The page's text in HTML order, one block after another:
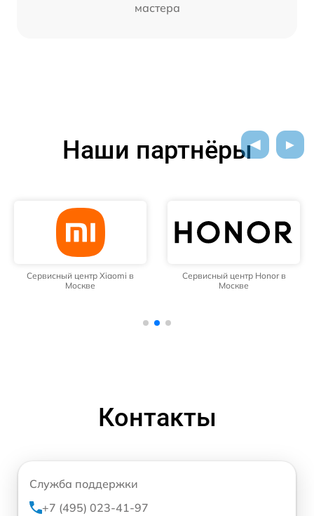
мастера
Наши партнёры
Сервисный центр Xiaomi в
Москве
Сервисный центр Honor в
Москве
Контакты
Служба поддержки
+7 (495) 023-41-97